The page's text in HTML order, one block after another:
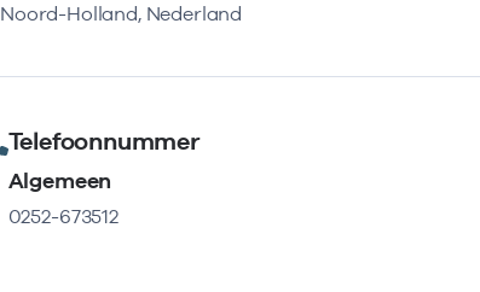
Noord-Holland, Nederland
Telefoonnummer
Algemeen
0252-673512